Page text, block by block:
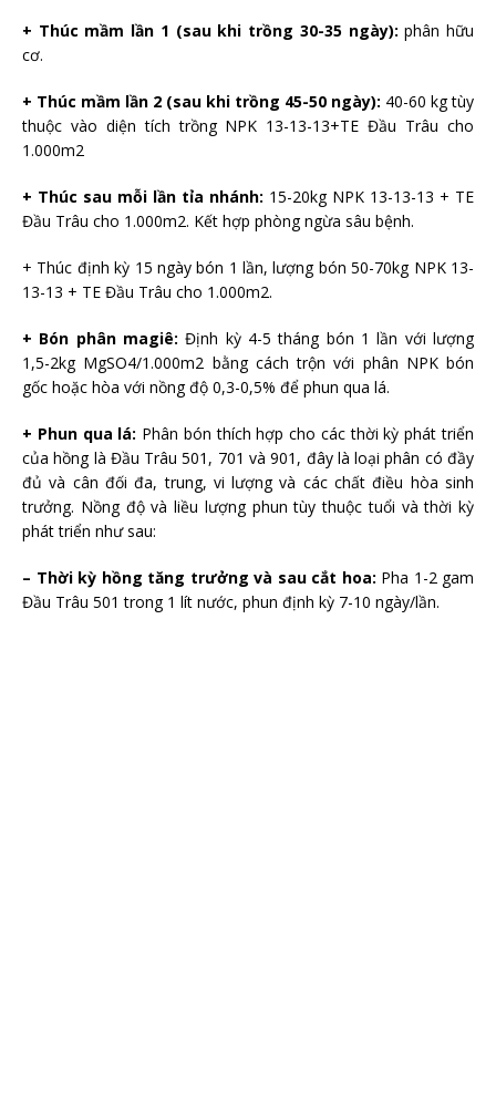
+ Thúc mầm lần 1 (sau khi trồng 30-35 ngày): phân hữu
cơ.
+ Thúc mầm lần 2 (sau khi trồng 45-50 ngày): 40-60 kg tùy
thuộc vào diện tích trồng NPK 13-13-13+TE Đầu Trâu cho
1.000m2
+ Thúc sau mỗi lần tỉa nhánh: 15-20kg NPK 13-13-13 + TE
Đầu Trâu cho 1.000m2. Kết hợp phòng ngừa sâu bệnh.
+ Thúc định kỳ 15 ngày bón 1 lần, lượng bón 50-70kg NPK 13-
13-13 + TE Đầu Trâu cho 1.000m2.
+ Bón phân magiê: Định kỳ 4-5 tháng bón 1 lần với lượng
1,5-2kg MgSO4/1.000m2 bằng cách trộn với phân NPK bón
gốc hoặc hòa với nồng độ 0,3-0,5% để phun qua lá.
+ Phun qua lá: Phân bón thích hợp cho các thời kỳ phát triển
của hồng là Đầu Trâu 501, 701 và 901, đây là loại phân có đầy
đủ và cân đối đa, trung, vi lượng và các chất điều hòa sinh
trưởng. Nồng độ và liều lượng phun tùy thuộc tuổi và thời kỳ
phát triển như sau:
– Thời kỳ hồng tăng trưởng và sau cắt hoa: Pha 1-2 gam
Đầu Trâu 501 trong 1 lít nước, phun định kỳ 7-10 ngày/lần.